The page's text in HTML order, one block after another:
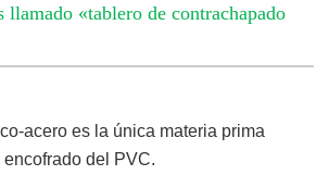
llamado «tablero de contrachapado
acero es la única materia prima
del PVC.